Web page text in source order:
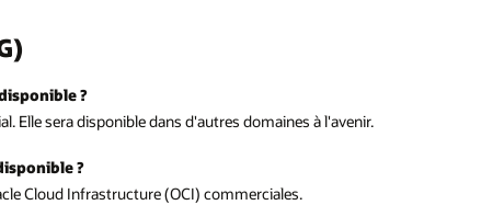
?
Elle sera disponible dans d'autres domaines à l'avenir.
?
Cloud Infrastructure (OCI) commerciales.